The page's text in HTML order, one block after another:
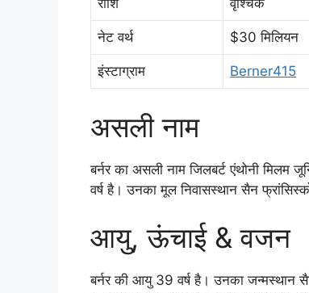
राशि वृश्चिक
नेट वर्थ $30 मिलियन
इंस्टाग्राम Berner415
असली नाम
बर्नर का असली नाम जिलबर्ट एंथोनी
वर्ष है। उनका मूल निवासस्थान सैन
आयु, ऊंचाई & वजन
बर्नर की आयु 39 वर्ष है। उनका जन्मस्थान